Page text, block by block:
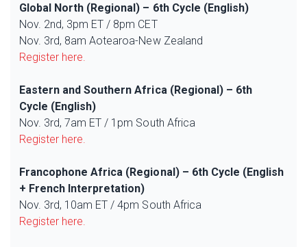
Global North (Regional) – 6th Cycle (English)
Nov. 2nd, 3pm ET / 8pm CET
Nov. 3rd, 8am Aotearoa-New Zealand
Register here.
Eastern and Southern Africa (Regional) – 6th
Cycle (English)
Nov. 3rd, 7am ET / 1pm South Africa
Register here.
Francophone Africa (Regional) – 6th Cycle (English
+ French Interpretation)
Nov. 3rd, 10am ET / 4pm South Africa
Register here.